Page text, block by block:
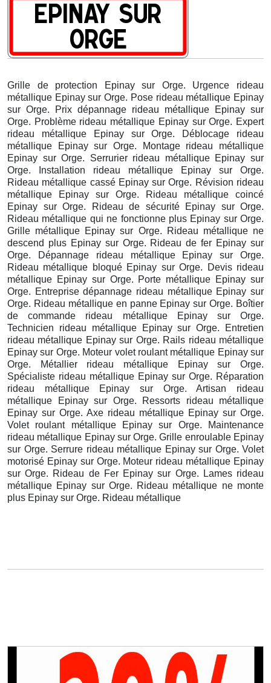
Grille de protection Epinay sur Orge. Urgence rideau
métallique Epinay sur Orge. Pose rideau métallique Epinay
sur Orge. Prix dépannage rideau métallique Epinay sur
Orge. Problème rideau métallique Epinay sur Orge. Expert
rideau métallique Epinay sur Orge. Déblocage rideau
métallique Epinay sur Orge. Montage rideau métallique
Epinay sur Orge. Serrurier rideau métallique Epinay sur
Orge. Installation rideau métallique Epinay sur Orge.
Rideau métallique cassé Epinay sur Orge. Révision rideau
métallique Epinay sur Orge. Rideau métallique coincé
Epinay sur Orge. Rideau de sécurité Epinay sur Orge.
Rideau métallique qui ne fonctionne plus Epinay sur Orge.
Grille métallique Epinay sur Orge. Rideau métallique ne
descend plus Epinay sur Orge. Rideau de fer Epinay sur
Orge. Dépannage rideau métallique Epinay sur Orge.
Rideau métallique bloqué Epinay sur Orge. Devis rideau
métallique Epinay sur Orge. Porte métallique Epinay sur
Orge. Entreprise dépannage rideau métallique Epinay sur
Orge. Rideau métallique en panne Epinay sur Orge. Boîtier
de commande rideau métallique Epinay sur Orge.
Technicien rideau métallique Epinay sur Orge. Entretien
rideau métallique Epinay sur Orge. Rails rideau métallique
Epinay sur Orge. Moteur volet roulant métallique Epinay sur
Orge. Métallier rideau métallique Epinay sur Orge.
Spécialiste rideau métallique Epinay sur Orge. Réparation
rideau métallique Epinay sur Orge. Artisan rideau
métallique Epinay sur Orge. Ressorts rideau métallique
Epinay sur Orge. Axe rideau métallique Epinay sur Orge.
Volet roulant métallique Epinay sur Orge. Maintenance
rideau métallique Epinay sur Orge. Grille enroulable Epinay
sur Orge. Serrure rideau métallique Epinay sur Orge. Volet
motorisé Epinay sur Orge. Moteur rideau métallique Epinay
sur Orge. Rideau de Fer Epinay sur Orge. Lames rideau
métallique Epinay sur Orge. Rideau métallique ne monte
plus Epinay sur Orge. Rideau métallique